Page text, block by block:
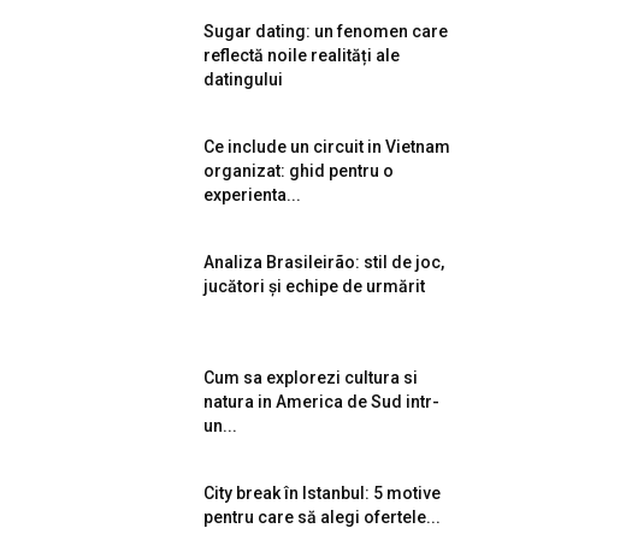
Sugar dating: un fenomen care
reflectă noile realități ale
datingului
Ce include un circuit in Vietnam
organizat: ghid pentru o
experienta...
Analiza Brasileirão: stil de joc,
jucători și echipe de urmărit
Cum sa explorezi cultura si
natura in America de Sud intr-
un...
City break în Istanbul: 5 motive
pentru care să alegi ofertele...